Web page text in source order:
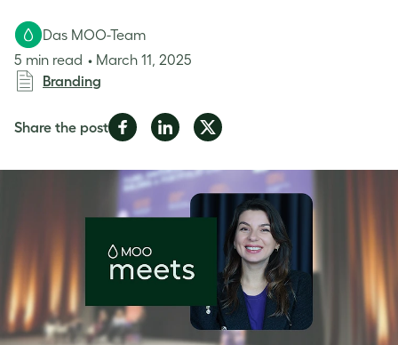
Das MOO-Team
5 min read
March 11, 2025
Branding
Share the postShare
Facebook
Share
LinkedIn
Share
Twitter